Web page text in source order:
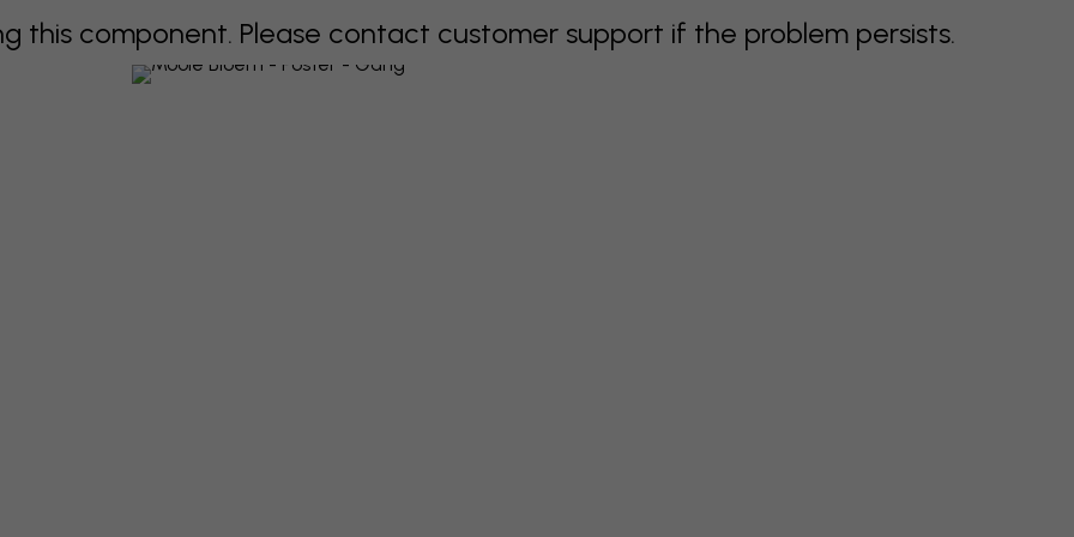
this component. Please contact customer support if the problem persists.